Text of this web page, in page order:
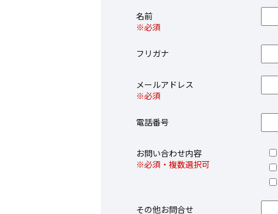
名前
※必須
フリガナ
メールアドレス
※必須
電話番号
お問い合わせ内容
※必須・複数選択可
その他お問合せ